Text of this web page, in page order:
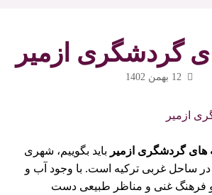
گردشگری ازمیر
12 بهمن 1402
های گردشگری ازمیر باید بگوییم، شهری
در ساحل غربی ترکیه است. با وجود آب و
و فرهنگ غنی و مناظر طبیعی دست